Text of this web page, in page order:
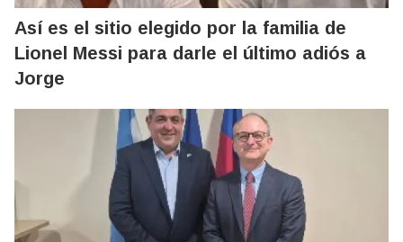
Así es el sitio elegido por la familia de
Lionel Messi para darle el último adiós a
Jorge